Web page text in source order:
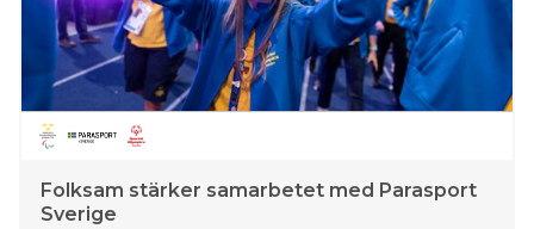
Folksam stärker samarbetet med Parasport
Sverige